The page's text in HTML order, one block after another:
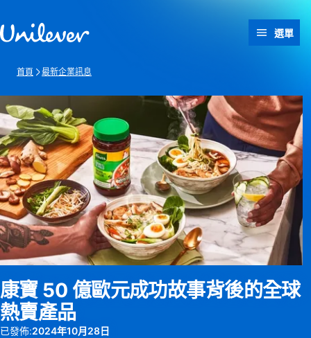
選單
首頁 最新企業訊息
康寶 50 億歐元成功故事背後的全球
熱賣產品
已發佈:2024年10月28日